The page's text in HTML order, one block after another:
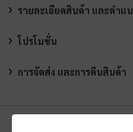
รายละเอียดสินค้า และคำแ
โปรโมชั่น
การจัดส่ง และการคืนสินค้า